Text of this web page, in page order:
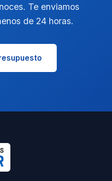
Te enviamos
de 24 horas.